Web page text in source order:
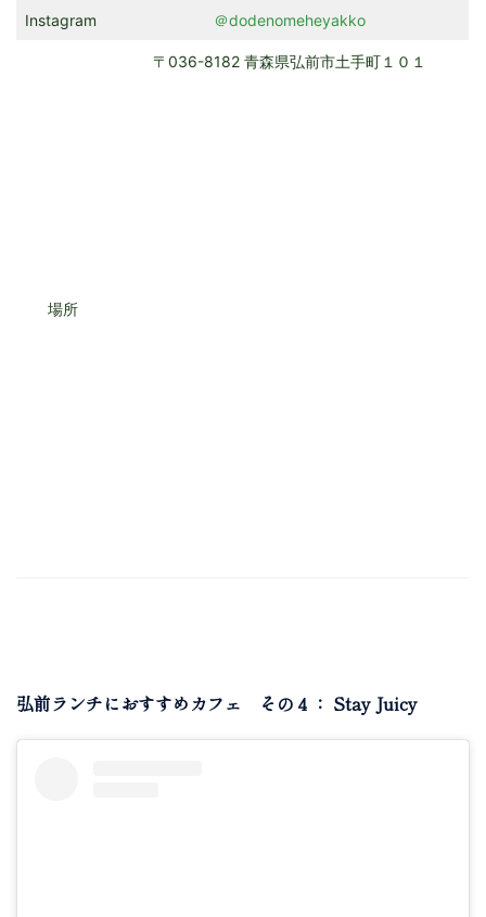
Instagram ＠dodenomeheyakko
場所
〒036-8182 青森県弘前市土手町１０１
弘前ランチにおすすめカフェ その４： Stay Juicy